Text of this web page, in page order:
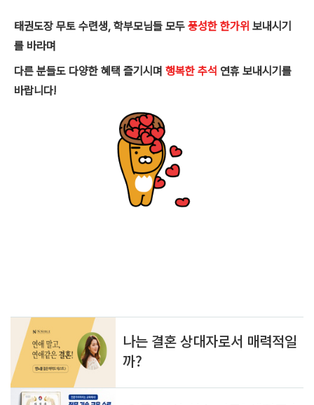
태권도장 무토 수련생, 학부모님들 모두 풍성한 한가위 보내시기
를 바라며
다른 분들도 다양한 혜택 즐기시며 행복한 추석 연휴 보내시기를
바랍니다!